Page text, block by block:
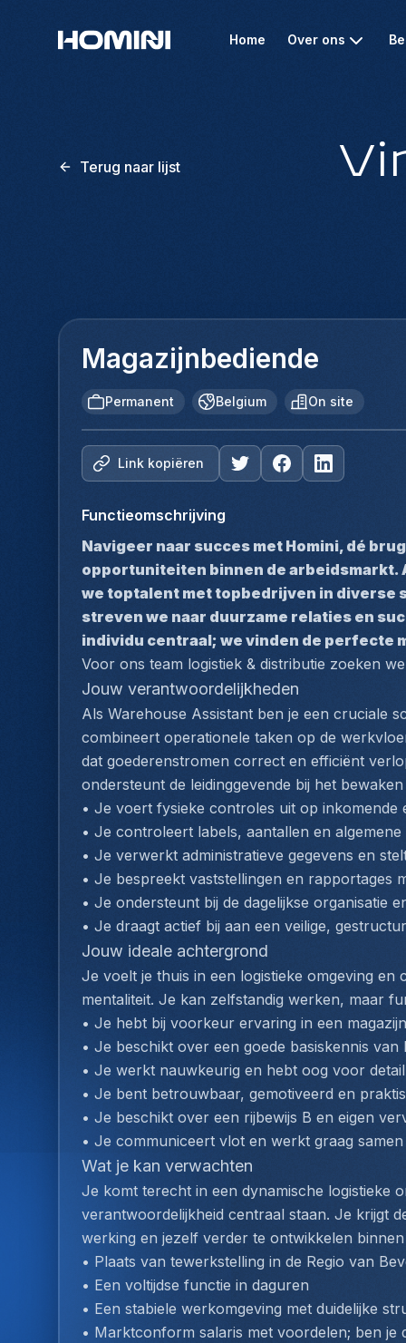
Home Over ons
Terug naar lijst
Magazijnbediende
Permanent Belgium On site
Link kopiëren
Functieomschrijving
Navigeer naar succes met Homini, dé
opportuniteiten binnen de
we toptalent met topbedrijven in diverse
streven we naar duurzame relaties en
individu centraal; we vinden de perfecte
Voor ons team logistiek & distributie zoeken
Jouw verantwoordelijkheden
Als Warehouse Assistant ben je een cruciale
combineert operationele taken op de
dat goederenstromen correct en efficiënt
ondersteunt de leidinggevende bij het
• Je voert fysieke controles uit op inkomende
• Je controleert labels, aantallen en
• Je verwerkt administratieve gegevens en
• Je bespreekt vaststellingen en rapportages
• Je ondersteunt bij de dagelijkse organisatie
• Je draagt actief bij aan een veilige,
Jouw ideale achtergrond
Je voelt je thuis in een logistieke omgeving
mentaliteit. Je kan zelfstandig werken, maar
• Je hebt bij voorkeur ervaring in een
• Je beschikt over een goede basiskennis van
• Je werkt nauwkeurig en hebt oog voor detail
• Je bent betrouwbaar, gemotiveerd en
• Je beschikt over een rijbewijs B en eigen
• Je communiceert vlot en werkt graag samen
Wat je kan verwachten
Je komt terecht in een dynamische logistieke
verantwoordelijkheid centraal staan. Je krijgt
werking en jezelf verder te ontwikkelen
• Plaats van tewerkstelling in de Regio van
• Een voltijdse functie in daguren
• Een stabiele werkomgeving met duidelijke
• Marktconform salaris met voordelen; ben